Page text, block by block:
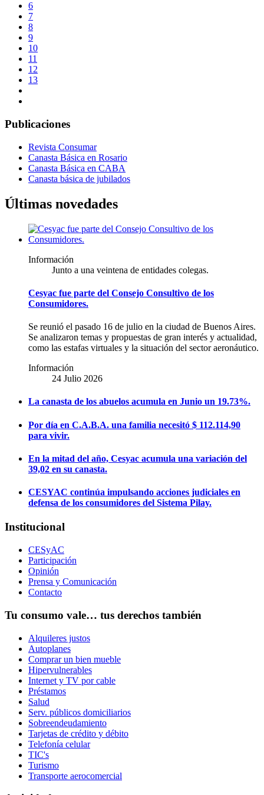
6
7
8
9
10
11
12
13
Publicaciones
Revista Consumar
Canasta Básica en Rosario
Canasta Básica en CABA
Canasta básica de jubilados
Últimas novedades
Información
Junto a una veintena de entidades colegas.
Cesyac fue parte del Consejo Consultivo de los
Consumidores.
Se reunió el pasado 16 de julio en la ciudad de Buenos Aires.
Se analizaron temas y propuestas de gran interés y actualidad,
como las estafas virtuales y la situación del sector aeronáutico.
Información
24 Julio 2026
La canasta de los abuelos acumula en Junio un 19.73%.
Por día en C.A.B.A. una familia necesitó $ 112.114,90
para vivir.
En la mitad del año, Cesyac acumula una variación del
39,02 en su canasta.
CESYAC continúa impulsando acciones judiciales en
defensa de los consumidores del Sistema Pilay.
Institucional
CESyAC
Participación
Opinión
Prensa y Comunicación
Contacto
Tu consumo vale… tus derechos también
Alquileres justos
Autoplanes
Comprar un bien mueble
Hipervulnerables
Internet y TV por cable
Préstamos
Salud
Serv. públicos domiciliarios
Sobreendeudamiento
Tarjetas de crédito y débito
Telefonía celular
TIC's
Turismo
Transporte aerocomercial